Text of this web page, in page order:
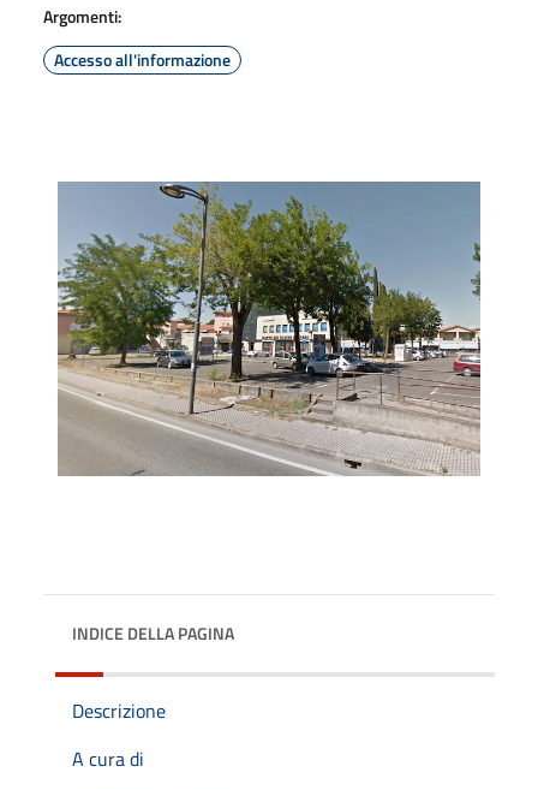
Argomenti:
Accesso all'informazione
INDICE DELLA PAGINA
Descrizione
A cura di